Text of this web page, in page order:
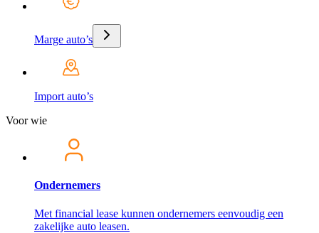
Marge auto’s
Import auto’s
Voor wie
Ondernemers
Met financial lease kunnen ondernemers eenvoudig een
zakelijke auto leasen.